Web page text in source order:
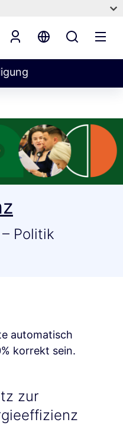
Politik
automatisch
korrekt sein.
zur